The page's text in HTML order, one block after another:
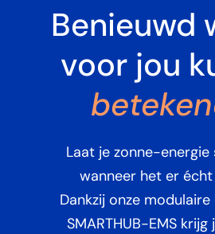
Benieuwd
voor jou
Laat je zonne-energie
wanneer het er
Dankzij onze
SMARTHUB-EMS